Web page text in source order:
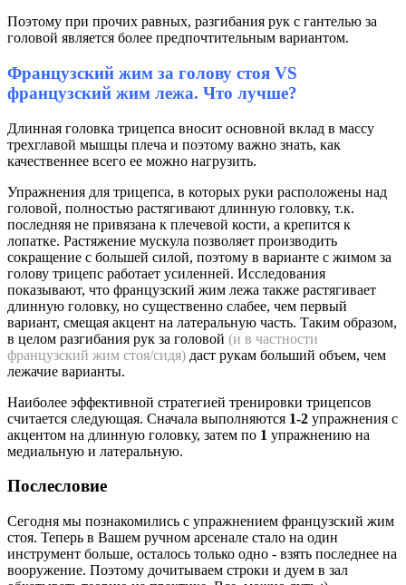
Поэтому при прочих равных, разгибания рук с гантелью за
головой является более предпочтительным вариантом.
Французский жим за голову стоя VS
французский жим лежа. Что лучше?
Длинная головка трицепса вносит основной вклад в массу
трехглавой мышцы плеча и поэтому важно знать, как
качественнее всего ее можно нагрузить.
Упражнения для трицепса, в которых руки расположены над
головой, полностью растягивают длинную головку, т.к.
последняя не привязана к плечевой кости, а крепится к
лопатке. Растяжение мускула позволяет производить
сокращение с большей силой, поэтому в варианте с жимом за
голову трицепс работает усиленней. Исследования
показывают, что французский жим лежа также растягивает
длинную головку, но существенно слабее, чем первый
вариант, смещая акцент на латеральную часть. Таким образом,
в целом разгибания рук за головой (и в частности
французский жим стоя/сидя) даст рукам больший объем, чем
лежачие варианты.
Наиболее эффективной стратегией тренировки трицепсов
считается следующая. Сначала выполняются 1-2 упражнения с
акцентом на длинную головку, затем по 1 упражнению на
медиальную и латеральную.
Послесловие
Сегодня мы познакомились с упражнением французский жим
стоя. Теперь в Вашем ручном арсенале стало на один
инструмент больше, осталось только одно - взять последнее на
вооружение. Поэтому дочитываем строки и дуем в зал